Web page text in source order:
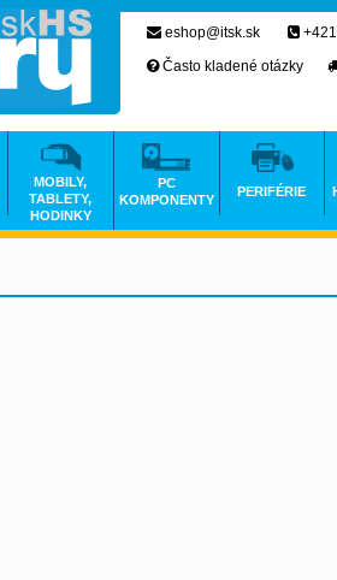
eshop@itsk.sk
Často kladené otázky
MOBILY,
TABLETY,
HODINKY
PC
KOMPONENTY
PERIFÉRIE